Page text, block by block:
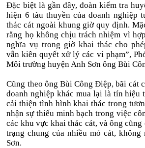
Đặc biệt là gần đây, đoàn kiểm tra
hiện 6 tàu thuyền của doanh nghiệp
thác cát ngoài khung giờ quy định.
rằng họ không chịu trách nhiệm vì
nghĩa vụ trong giờ khai thác cho
vẫn kiên quyết xử lý các vi phạm”,
Môi trường huyện Anh Sơn ông Bùi
Cũng theo ông Bùi Công Điệp, bãi cát
doanh nghiệp khác mua lại là tín hiệu
cải thiện tình hình khai thác trong
nhận sự thiếu minh bạch trong việc
các khu vực khai thác cát, và ông
trạng chung của nhiều mỏ cát,
Sơn.